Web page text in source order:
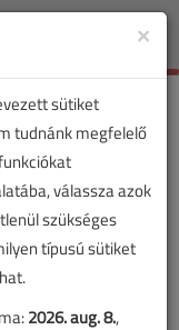
Toggle
×
sütiket
tudnánk megfelelő
válassza azok
szükséges
típusú sütiket
2026. aug. 8.,